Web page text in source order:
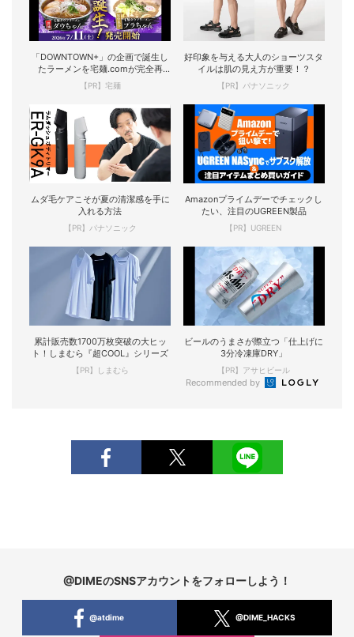
「DOWNTOWN+」の企画で誕生し
たラーメンを宅麺.comが完全再
現！
【PR】宅麺
好印象を与える大人のショーツスタ
イルは肌の見え方が重要！？
【PR】パナソニック
ムダ毛ケアこそが夏の清潔感を手に
入れる方法
【PR】パナソニック
Amazonプライムデーでチェックし
たい、注目のUGREEN製品
【PR】UGREEN
累計販売数1700万枚突破の大ヒッ
ト！しまむら『超COOL』シリーズ
【PR】しまむら
ビールのうまさが際立つ「仕上げに
3分冷凍庫DRY」
【PR】アサヒビール
Recommended by
@DIMEのSNSアカウントをフォローしよう！
@atdime @DIME_HACKS